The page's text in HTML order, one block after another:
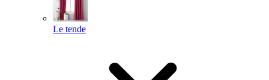
Le tende